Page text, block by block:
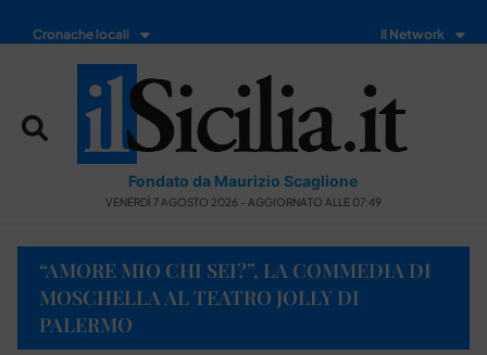
Cronache locali Il Network
Fondato da Maurizio Scaglione
VENERDÌ 7 AGOSTO 2026 - AGGIORNATO ALLE 07:49
“AMORE MIO CHI SEI?”, LA COMMEDIA DI
MOSCHELLA AL TEATRO JOLLY DI
PALERMO